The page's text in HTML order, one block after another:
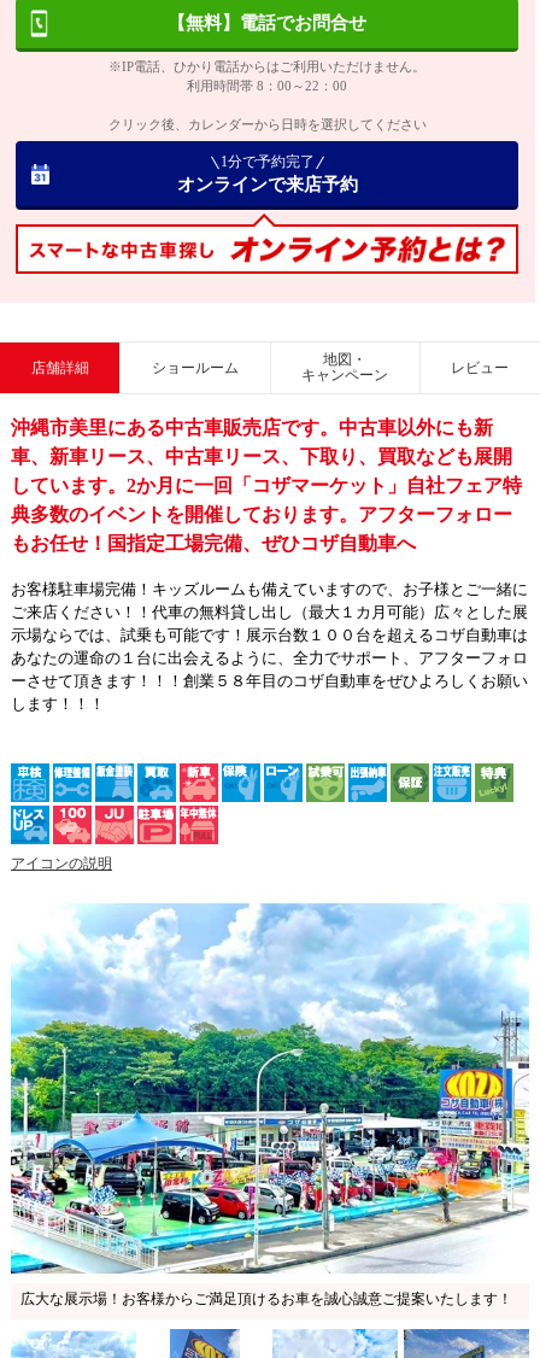
【無料】電話でお問合せ
※IP電話、ひかり電話からはご利用いただけません。
利用時間帯 8：00～22：00
クリック後、カレンダーから日時を選択してください
1分で予約完了
オンラインで来店予約
店舗詳細 ショールーム
地図・
キャンペーン
レビュー
沖縄市美里にある中古車販売店です。中古車以外にも新
車、新車リース、中古車リース、下取り、買取なども展開
しています。2か月に一回「コザマーケット」自社フェア特
典多数のイベントを開催しております。アフターフォロー
もお任せ！国指定工場完備、ぜひコザ自動車へ
お客様駐車場完備！キッズルームも備えていますので、お子様とご一緒に
ご来店ください！！代車の無料貸し出し（最大１カ月可能）広々とした展
示場ならでは、試乗も可能です！展示台数１００台を超えるコザ自動車は
あなたの運命の１台に出会えるように、全力でサポート、アフターフォロ
ーさせて頂きます！！！創業５８年目のコザ自動車をぜひよろしくお願い
します！！！
アイコンの説明
広大な展示場！お客様からご満足頂けるお車を誠心誠意ご提案いたします！